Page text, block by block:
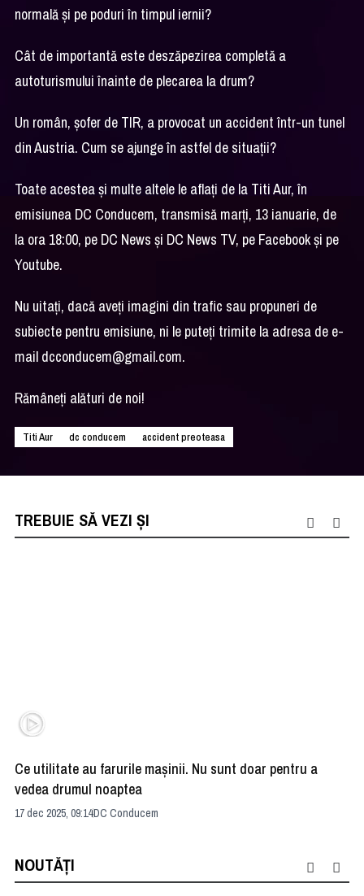
normală şi pe poduri în timpul iernii?
Cât de importantă este deszăpezirea completă a
autoturismului înainte de plecarea la drum?
Un român, şofer de TIR, a provocat un accident într-un tunel
din Austria. Cum se ajunge în astfel de situaţii?
Toate acestea şi multe altele le aflaţi de la Titi Aur, în
emisiunea DC Conducem, transmisă marţi, 13 ianuarie, de
la ora 18:00, pe DC News şi DC News TV, pe Facebook şi pe
Youtube.
Nu uitaţi, dacă aveţi imagini din trafic sau propuneri de
subiecte pentru emisiune, ni le puteţi trimite la adresa de e-
mail dcconducem@gmail.com.
Rămâneţi alături de noi!
Titi Aur dc conducem accident preoteasa
TREBUIE SĂ VEZI ȘI
Ce utilitate au farurile maşinii. Nu sunt doar pentru a
vedea drumul noaptea
17 dec 2025, 09:14DC Conducem
NOUTĂȚI